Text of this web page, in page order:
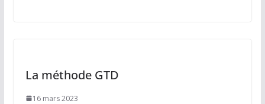
La méthode GTD
16 mars 2023